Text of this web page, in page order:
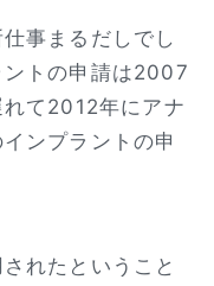
事まるだしでし
ントの申請は2007
て2012年にアナ
ンプラントの申
れたということ